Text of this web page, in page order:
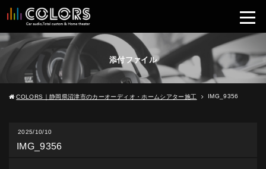
添付ファイル
COLORS｜静岡県沼津市のカーオーディオ・ホームシアター施工 IMG_9356
2025/10/10
IMG_9356